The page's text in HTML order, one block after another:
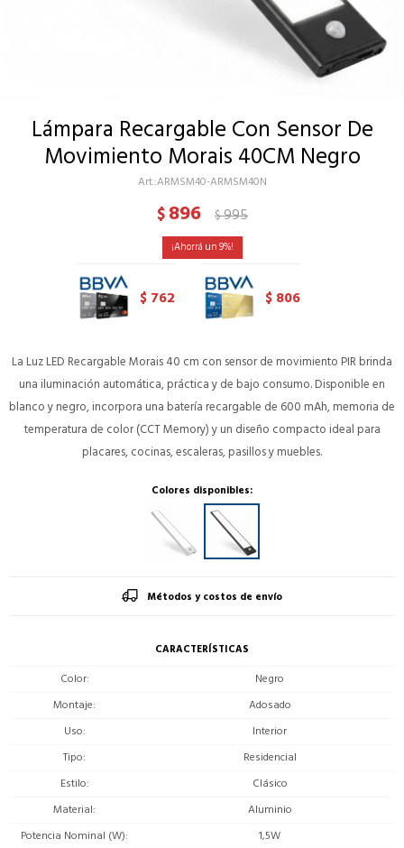
Lámpara Recargable Con Sensor De
Movimiento Morais 40CM Negro
ARMSM40-ARMSM40N
$896 $995
9
$ 762 $ 806
La Luz LED Recargable Morais 40 cm con sensor de movimiento PIR brinda
una iluminación automática, práctica y de bajo consumo. Disponible en
blanco y negro, incorpora una batería recargable de 600 mAh, memoria de
temperatura de color (CCT Memory) y un diseño compacto ideal para
placares, cocinas, escaleras, pasillos y muebles.
Colores disponibles:
Métodos y costos de envío
CARACTERÍSTICAS
Color
Negro
Montaje
Adosado
Uso
Interior
Tipo
Residencial
Estilo
Clásico
Material
Aluminio
Potencia Nominal (W)
1,5W